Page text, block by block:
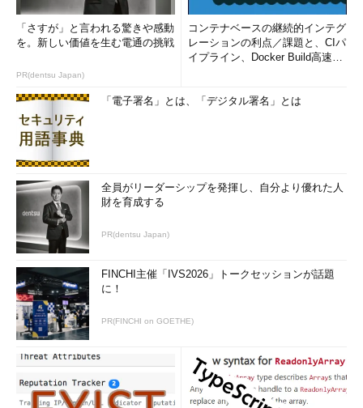
「さすが」と言われる驚きや感動
を。新しい価値を生む電通の挑戦
PR(dentsu Japan)
コンテナベースの継続的インテグ
レーションの利点／課題と、CIパ
イプライン、Docker Build高速化
「電子署名」とは、「デジタル署名」とは
全員がリーダーシップを発揮し、自分より優れた人
財を育成する
PR(dentsu Japan)
FINCHI主催「IVS2026」トークセッションが話題
に！
PR(FINCHI on GOETHE)